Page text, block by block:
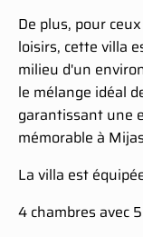
De plus, pour
loisirs, cette villa
milieu d'un
le mélange idéal
garantissant une
mémorable à
La villa est
4 chambres avec